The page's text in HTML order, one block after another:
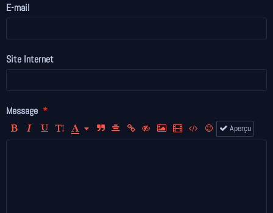
E-mail
Site Internet
Message
Aperçu